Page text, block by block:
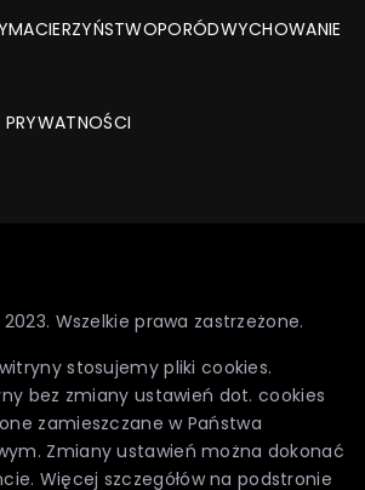
MACIERZYŃSTWOPORÓDWYCHOWANIE
PRYWATNOŚCI
Wszelkie prawa zastrzeżone.
stosujemy pliki cookies.
bez zmiany ustawień dot. cookies
zamieszczane w Państwa
Zmiany ustawień można dokonać
Więcej szczegółów na podstronie